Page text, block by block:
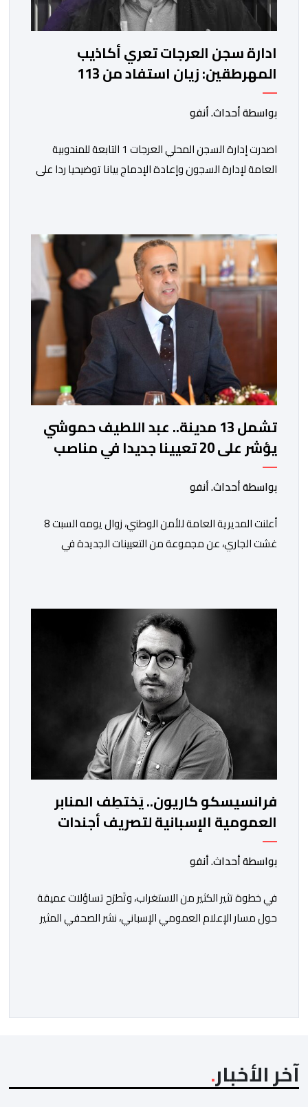
ادارة سجن العرجات تعري أكاذيب
المهرطقين: زيان استفاد من 113
استشارة و50 فحصا طبيا
بواسطة أحداث. أنفو
اصدرت إدارة السجن المحلي العرجات 1 التابعة للمندوبية
العامة لإدارة السجون وإعادة الإدماج بيانا توضيحيا ردا على
ذاتها، وذلك لتنوير الرأي العام بالحقائق والمعطيات
الدقيقة.واوضحت إدارة المؤسسة السجنية أن المعني بالأمر
يستفيد منذ إيداعه من تتبع طبي منتظم ومستمر وفقا […]
تشمل 13 مدينة.. عبد اللطيف حموشي
يؤشر على 20 تعيينا جديدا في مناصب
المسؤولية بمصالح الأمن الوطني
بواسطة أحداث. أنفو
أعلنت المديرية العامة للأمن الوطني، زوال يومه السبت 8
غشت الجاري، عن مجموعة من التعيينات الجديدة في
والعيون والدار البيضاء وبني ملال وابن جرير وطنجة وأصيلة،
وذلك في إطار دينامية داخلية تهدف لضخ دماء جديدة
والاستعانة بكفاءات أمنية شابة ومتمرسة، […]
فرانسيسكو كاريون.. يَختطِف المنابر
العمومية الإسبانية لتصريف أجندات
معادية للمغرب
بواسطة أحداث. أنفو
في خطوة تثير الكثير من الاستغراب، وتَطرَح تساؤلات عميقة
حول مسار الإعلام العمومي الإسباني، نشر الصحفي المثير
الاجتماعية”، يُمثِّل خروجاً غير مألوف عن الخط التحريري
آخر الأخبار